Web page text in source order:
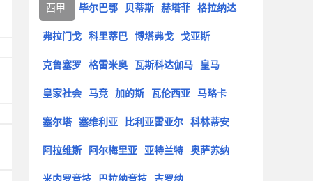
西甲 毕尔巴鄂 贝蒂斯 赫塔菲 格拉纳达
弗拉门戈 科里蒂巴 博塔弗戈 戈亚斯
克鲁塞罗 格雷米奥 瓦斯科达伽马 皇马
皇家社会 马竞 加的斯 瓦伦西亚 马略卡
塞尔塔 塞维利亚 比利亚雷亚尔 科林蒂安
阿拉维斯 阿尔梅里亚 亚特兰特 奥萨苏纳